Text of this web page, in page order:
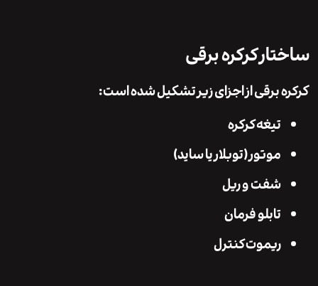
کرکره برقی
برقی از اجزای زیر تشکیل شده است:
تیغه کرکره
موتور (توبلار یا ساید)
شفت و ریل
تابلو فرمان
ریموت کنترل